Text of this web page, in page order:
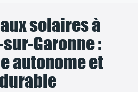
solaires à
Garonne :
autonome et
durable